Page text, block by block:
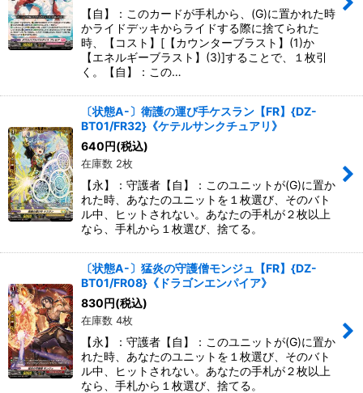
【自】：このカードが手札から、(G)に置かれた時
かライドデッキからライドする際に捨てられた
時、【コスト】[【カウンターブラスト】(1)か
【エネルギーブラスト】(3)]することで、１枚引
く。【自】：この…
〔状態A-〕衛護の運び手ケスラン【FR】{DZ-
BT01/FR32}《ケテルサンクチュアリ》
640円(税込)
在庫数 2枚
【永】：守護者【自】：このユニットが(G)に置か
れた時、あなたのユニットを１枚選び、そのバト
ル中、ヒットされない。あなたの手札が２枚以上
なら、手札から１枚選び、捨てる。
〔状態A-〕猛炎の守護僧モンジュ【FR】{DZ-
BT01/FR08}《ドラゴンエンパイア》
830円(税込)
在庫数 4枚
【永】：守護者【自】：このユニットが(G)に置か
れた時、あなたのユニットを１枚選び、そのバト
ル中、ヒットされない。あなたの手札が２枚以上
なら、手札から１枚選び、捨てる。